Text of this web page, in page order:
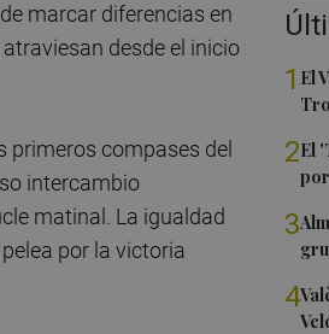
1 El
2El
3
4
marcar diferencias en
desde el inicio
primeros compases del
intercambio
matinal. La igualdad
por la victoria